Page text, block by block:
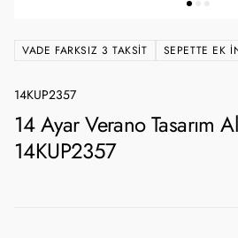
VADE FARKSIZ 3 TAKSIT SEPETTE EK
14KUP2357
14 Ayar Verano Tasarım
14KUP2357